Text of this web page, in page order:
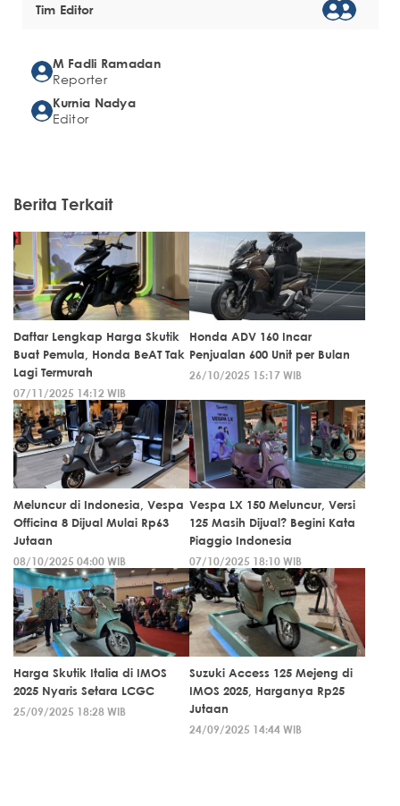
Tim Editor
M Fadli Ramadan
Reporter
Kurnia Nadya
Editor
Berita Terkait
Daftar Lengkap Harga Skutik
Buat Pemula, Honda BeAT Tak
Lagi Termurah
07/11/2025 14:12 WIB
Honda ADV 160 Incar
Penjualan 600 Unit per Bulan
26/10/2025 15:17 WIB
Meluncur di Indonesia, Vespa
Officina 8 Dijual Mulai Rp63
Jutaan
08/10/2025 04:00 WIB
Vespa LX 150 Meluncur, Versi
125 Masih Dijual? Begini Kata
Piaggio Indonesia
07/10/2025 18:10 WIB
Harga Skutik Italia di IMOS
2025 Nyaris Setara LCGC
25/09/2025 18:28 WIB
Suzuki Access 125 Mejeng di
IMOS 2025, Harganya Rp25
Jutaan
24/09/2025 14:44 WIB